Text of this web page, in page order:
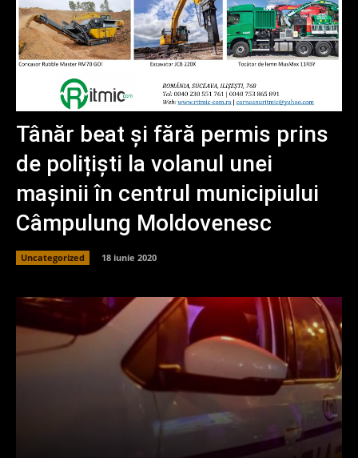
Tânăr beat și fără permis prins
de polițiști la volanul unei
mașinii în centrul municipiului
Câmpulung Moldovenesc
Uncategorized 18 iunie 2020